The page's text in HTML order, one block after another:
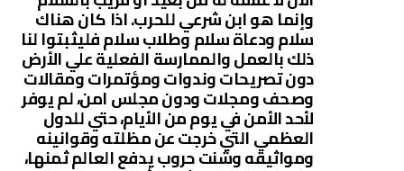
وإنما هو ابن شرعي للحرب. اذا كان هناك
سلام ودعاة سلام وطلاب سلام فليثبتوا لنا
ذلك بالعمل والممارسة الفعلية علي الأرض
دون تصريحات وندوات ومؤتمرات ومقالات
وصحف ومجلات ودون مجلس امن، لم يوفر
لأحد الأمن في يوم من الأيام، حتي للدول
العظمي التي خرجت عن مظلته وقوانينه
ومواثيقه وشنت حروب يدفع العالم ثمنها،